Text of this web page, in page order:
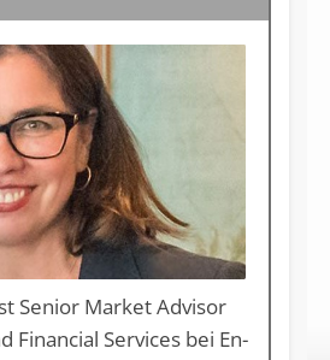
Senior Mar­ket Ad­vi­sor
Fi­nan­ci­al Ser­vices bei En­